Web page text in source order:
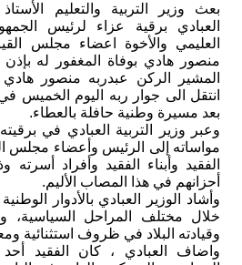
بعث وزير التربية والتعليم
العبادي برقية عزاء لرئيس
العليمي والأخوة اعضاء مجلس
منصور هادي بوفاة المغفور له بإذن
المشير الركن عبدربه منصور
انتقل الى جوار ربه اليوم الخميس
بعد مسيرة وطنية حافلة بالعطاء.
وعبر وزير التربية العبادي في
مواساته إلى الرئيس وأعضاء مجلس
الفقيد وأبناء الفقيد وأفراد
أحزانهم في هذا المصاب الأليم.
وأشاد الوزير العبادي بالأدوار
خلال مختلف المراحل السياسية،
وقيادته البلاد في ظروف استثنائية
واضاف العبادي ، كان الفقيد